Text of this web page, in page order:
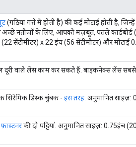
(गठिया गत्ते में होती है) की कई मोटाई होती है,
अच्छे नतीजों के लिए, आपको मज़बूत, पतले
सेंटीमीटर) x 22 इंच (56 सेंटीमीटर) और मोटाई
दूरी वाले लेंस काम कर सकते हैं. बाइकनेक्स लेंस
सिरेमिक डिस्क चुंबक - इस तरह . अनुमानित
की दो पट्टियां. अनुमानित साइज़: 0.75इंच